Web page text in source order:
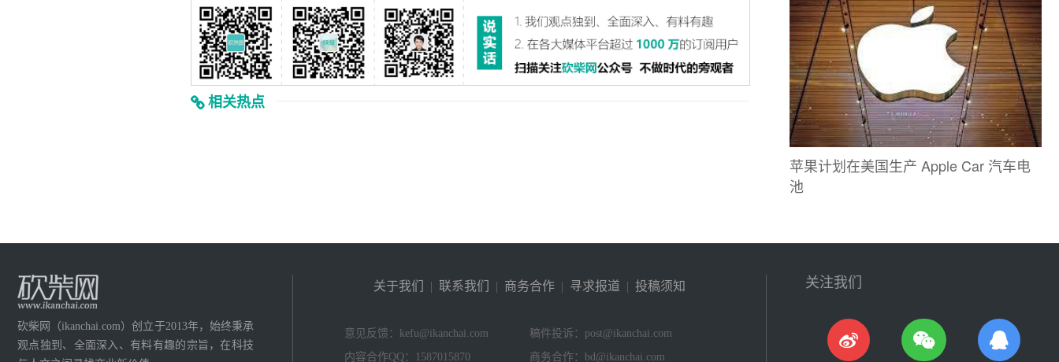
相关热点
苹果计划在美国生产 Apple Car 汽车电
池
砍柴网（ikanchai.com）创立于2013年，始终秉承
观点独到、全面深入、有料有趣的宗旨，在科技
关于我们 | 联系我们 | 商务合作 | 寻求报道 | 投稿须知
意见反馈：kefu@ikanchai.com
稿件投诉：post@ikanchai.com
内容合作QQ：1587015870
商务合作：bd@ikanchai.com
关注我们